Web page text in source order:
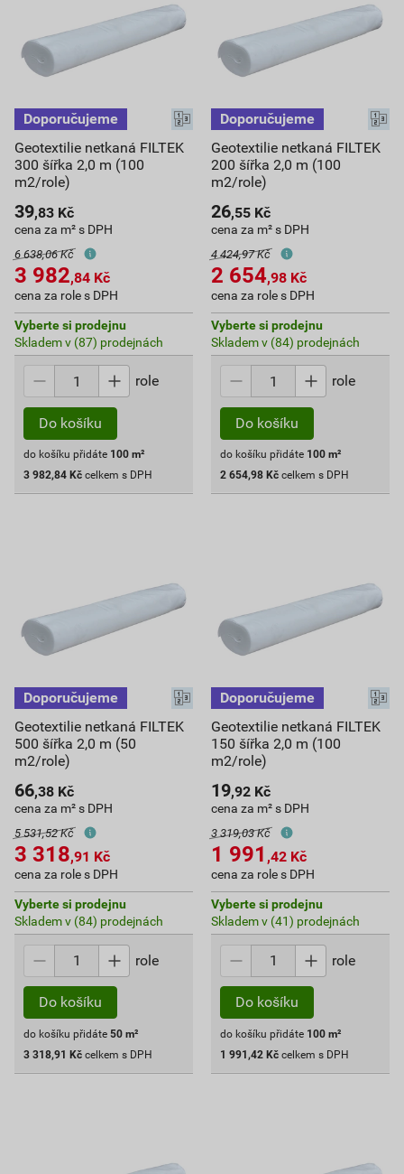
Geotextilie netkaná FILTEK
300 šířka 2,0 m (100
m2/role)
39,83 Kč
cena za m² s DPH
6 638,06 Kč
3 982,84 Kč
cena za role s DPH
Vyberte si prodejnu
Skladem v (87) prodejnách
role
Do košíku
do košíku přidáte 100 m²
3 982,84 Kč celkem s DPH
Geotextilie netkaná FILTEK
200 šířka 2,0 m (100
m2/role)
26,55 Kč
cena za m² s DPH
4 424,97 Kč
2 654,98 Kč
cena za role s DPH
Vyberte si prodejnu
Skladem v (84) prodejnách
role
Do košíku
do košíku přidáte 100 m²
2 654,98 Kč celkem s DPH
Geotextilie netkaná FILTEK
500 šířka 2,0 m (50
m2/role)
66,38 Kč
cena za m² s DPH
5 531,52 Kč
3 318,91 Kč
cena za role s DPH
Vyberte si prodejnu
Skladem v (84) prodejnách
role
Do košíku
do košíku přidáte 50 m²
3 318,91 Kč celkem s DPH
Geotextilie netkaná FILTEK
150 šířka 2,0 m (100
m2/role)
19,92 Kč
cena za m² s DPH
3 319,03 Kč
1 991 ,42 Kč
cena za role s DPH
Vyberte si prodejnu
Skladem v (41) prodejnách
role
Do košíku
do košíku přidáte 100 m²
1 991,42 Kč celkem s DPH